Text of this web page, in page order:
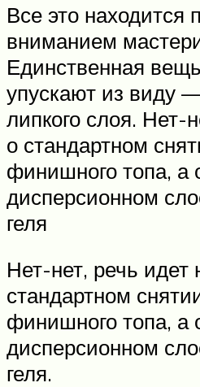
Все это находится
вниманием
Единственная
упускают из виду
липкого слоя. Нет-
о стандартном
финишного топа, а
дисперсионном
геля
Нет-нет, речь идет
стандартном
финишного топа, а
дисперсионном
геля.